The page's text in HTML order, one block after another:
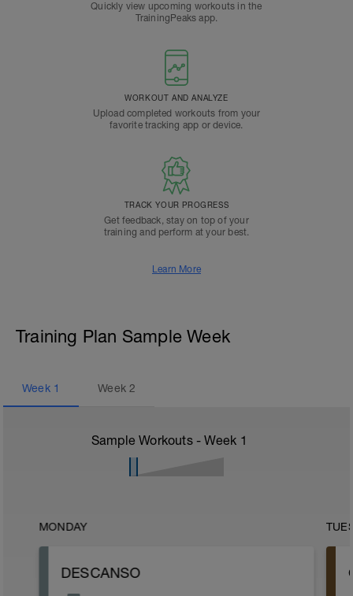
Quickly view upcoming workouts in the
TrainingPeaks app.
WORKOUT AND ANALYZE
Upload completed workouts from your
favorite tracking app or device.
TRACK YOUR PROGRESS
Get feedback, stay on top of your
training and perform at your best.
Learn More
Training Plan Sample Week
Week 1 Week2
Sample Workouts - Week 1
MONDAY
DESCANSO